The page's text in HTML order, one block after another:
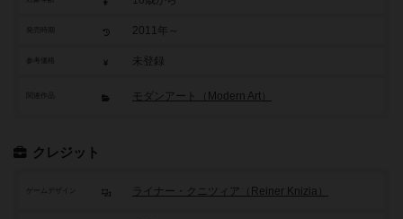
2011年～
参考価格 未登録
関連作品 モダンアート（Modern Art）
クレジット
ゲームデザイン ライナー・クニツィア（Reiner Knizia）